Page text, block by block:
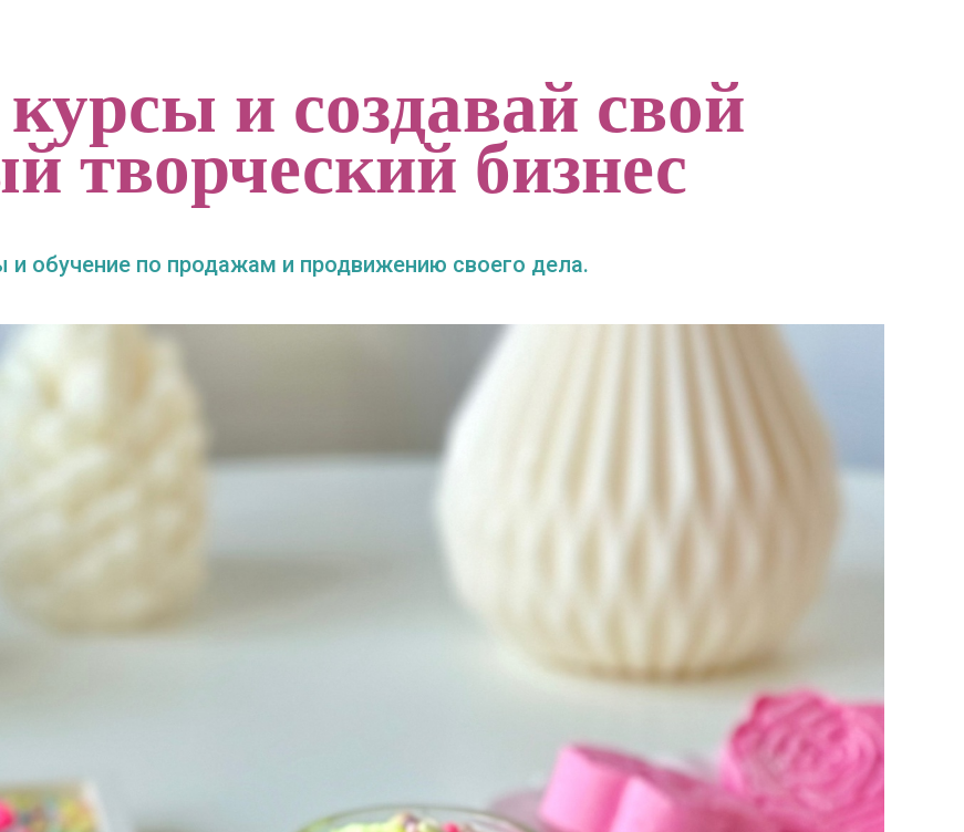
и создавай свой
творческий бизнес
обучение по продажам и продвижению своего дела.